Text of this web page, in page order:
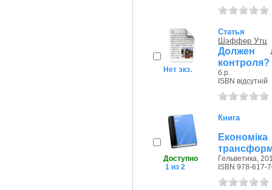
Нет экз.
Статья
Шэффер Утц
Должен
контроля?
б.р.
ISBN відсутній
Доступно
1 из 2
Книга
Гельветика,
ISBN 978-617-